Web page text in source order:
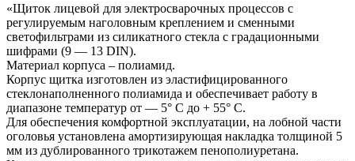
«Щиток лицевой для электросварочных процессов с
регулируемым наголовным креплением и сменными
светофильтрами из силикатного стекла с градационными
шифрами (9 — 13 DIN).
Материал корпуса – полиамид.
Корпус щитка изготовлен из эластифицированного
стеклонаполненного полиамида и обеспечивает работу в
диапазоне температур от — 5° С до + 55° С.
Для обеспечения комфортной эксплуатации, на лобной части
оголовья установлена амортизирующая накладка толщиной 5
мм из дублированного трикотажем пенополиуретана.